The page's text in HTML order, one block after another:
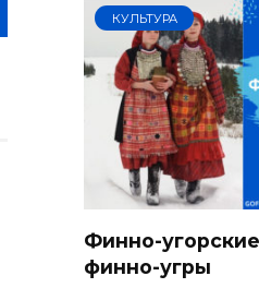
КУЛЬТУРА
Финно-
финно-угры